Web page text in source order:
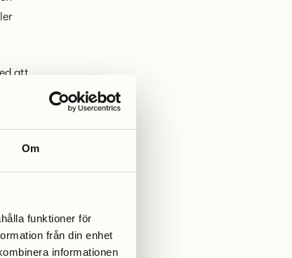
Om
funktioner för
från din enhet
informationen
att
dag